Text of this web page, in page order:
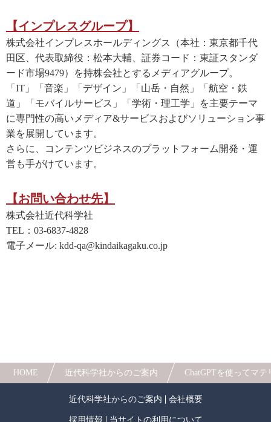
【インプレスグループ】
株式会社インプレスホールディングス（本社：東京都千代
田区、代表取締役：松本大輔、証券コード：東証スタンダ
ード市場9479）を持株会社とするメディアグループ。
「IT」「音楽」「デザイン」「山岳・自然」「航空・鉄
道」「モバイルサービス」「学術・理工学」を主要テーマ
に専門性の高いメディア&サービスおよびソリューション事
業を展開しています。
さらに、コンテンツビジネスのプラットフォーム開発・運
営も手がけています。
【お問い合わせ先】
株式会社近代科学社
TEL：03-6837-4828
電子メール: kdd-qa@kindaikagaku.co.jp
HOME 近代科学社からのご案内 ChatGPTを使ってマ
近代科学社からのご案内 会社概要
採用情報 当サイトの利用について